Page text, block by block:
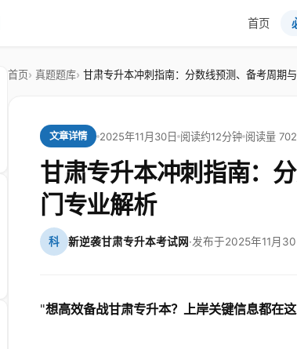
首页
首页 真题题库 甘肃专升本冲刺指南：分数线预测、备考周期
文章详情 2025年11月30日 阅读约12分钟 阅读量 702
甘肃专升本冲刺指南：
门专业解析
科 新逆袭甘肃专升本考试网·发布于2025年11月30
"想高效备战甘肃专升本？上岸关键信息都在